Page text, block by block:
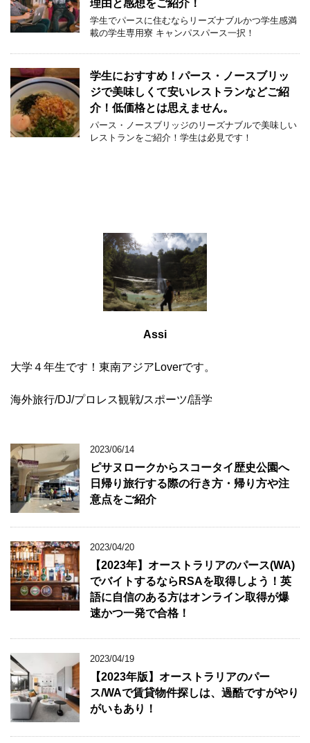
理由と感想をご紹介！
学生でパースに住むならリーズナブルかつ学生感満
載の学生専用寮 キャンパスパース一択！
学生におすすめ！パース・ノースブリッ
ジで美味しくて安いレストランなどご紹
介！低価格とは思えません。
パース・ノースブリッジのリーズナブルで美味しい
レストランをご紹介！学生は必見です！
Assi
大学４年生です！東南アジアLoverです。
海外旅行/DJ/プロレス観戦/スポーツ/語学
2023/06/14
ピサヌロークからスコータイ歴史公園へ
日帰り旅行する際の行き方・帰り方や注
意点をご紹介
2023/04/20
【2023年】オーストラリアのパース(WA)
でバイトするならRSAを取得しよう！英
語に自信のある方はオンライン取得が爆
速かつ一発で合格！
2023/04/19
【2023年版】オーストラリアのパー
ス/WAで賃貸物件探しは、過酷ですがやり
がいもあり！